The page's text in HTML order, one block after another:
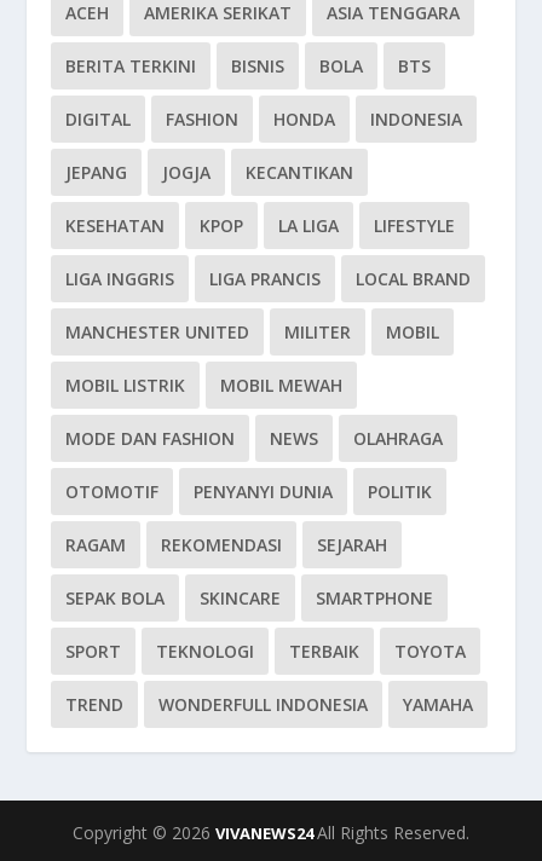
ACEH AMERIKA SERIKAT ASIA TENGGARA
BERITA TERKINI BISNIS BOLA BTS
DIGITAL FASHION HONDA INDONESIA
JEPANG JOGJA KECANTIKAN
KESEHATAN KPOP LA LIGA LIFESTYLE
LIGA INGGRIS LIGA PRANCIS LOCAL BRAND
MANCHESTER UNITED MILITER MOBIL
MOBIL LISTRIK MOBIL MEWAH
MODE DAN FASHION NEWS OLAHRAGA
OTOMOTIF PENYANYI DUNIA POLITIK
RAGAM REKOMENDASI SEJARAH
SEPAK BOLA SKINCARE SMARTPHONE
SPORT TEKNOLOGI TERBAIK TOYOTA
TREND WONDERFULL INDONESIA YAMAHA
Copyright © 2026 VIVANEWS24All Rights Reserved.